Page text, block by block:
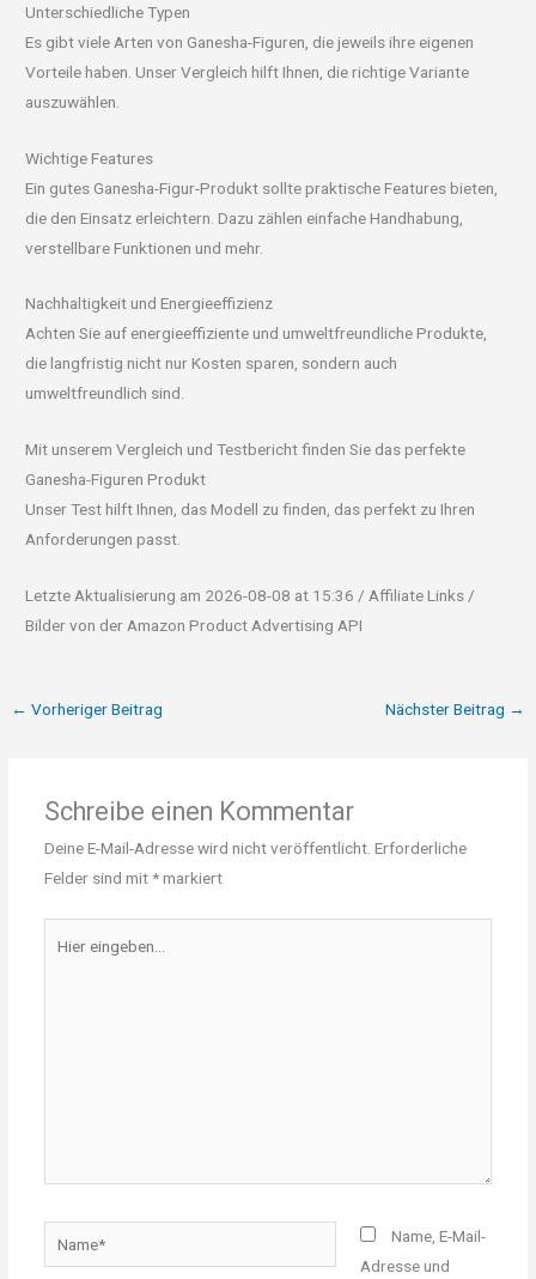
Unterschiedliche Typen
Es gibt viele Arten von Ganesha-Figuren, die jeweils ihre eigenen
Vorteile haben. Unser Vergleich hilft Ihnen, die richtige Variante
auszuwählen.
Wichtige Features
Ein gutes Ganesha-Figur-Produkt sollte praktische Features bieten,
die den Einsatz erleichtern. Dazu zählen einfache Handhabung,
verstellbare Funktionen und mehr.
Nachhaltigkeit und Energieeffizienz
Achten Sie auf energieeffiziente und umweltfreundliche Produkte,
die langfristig nicht nur Kosten sparen, sondern auch
umweltfreundlich sind.
Mit unserem Vergleich und Testbericht finden Sie das perfekte
Ganesha-Figuren Produkt
Unser Test hilft Ihnen, das Modell zu finden, das perfekt zu Ihren
Anforderungen passt.
Letzte Aktualisierung am 2026-08-08 at 15:36 / Affiliate Links /
Bilder von der Amazon Product Advertising API
← Vorheriger Beitrag Nächster Beitrag →
Schreibe einen Kommentar
Deine E-Mail-Adresse wird nicht veröffentlicht. Erforderliche
Felder sind mit*markiert
eingeben…
Name, E-Mail-
Adresse und